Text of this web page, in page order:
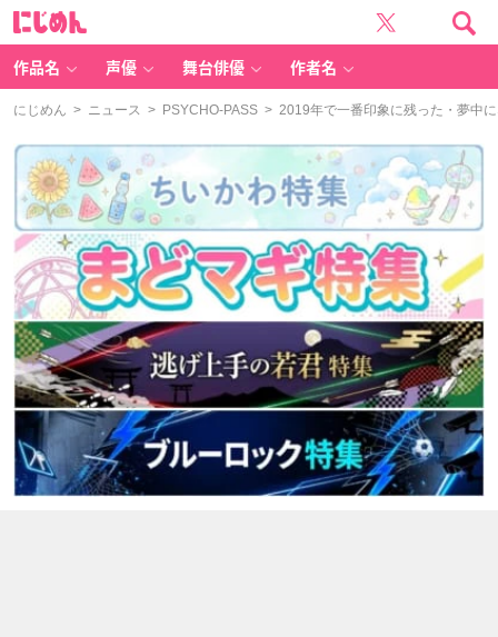
作品名 声優 舞台俳優 作者名
にじめん > ニュース > PSYCHO-PASS > 2019年で一番印象に残った・夢中